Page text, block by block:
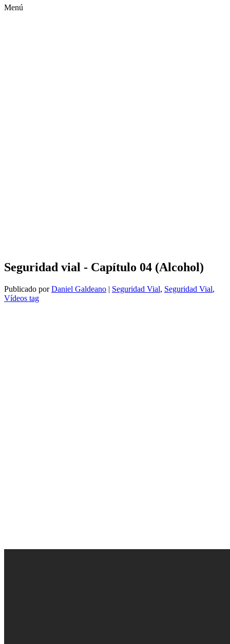
Menú
Seguridad vial - Capítulo 04 (Alcohol)
Publicado porDaniel Galdeano | Seguridad Vial, Seguridad Vial,
Vídeos tag